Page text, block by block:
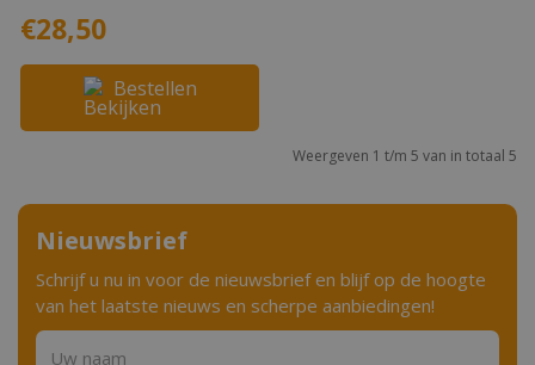
€28,50
Bestellen
Weergeven 1 t/m 5 van in totaal 5
Nieuwsbrief
Schrijf u nu in voor de nieuwsbrief en blijf op de hoogte
van het laatste nieuws en scherpe aanbiedingen!